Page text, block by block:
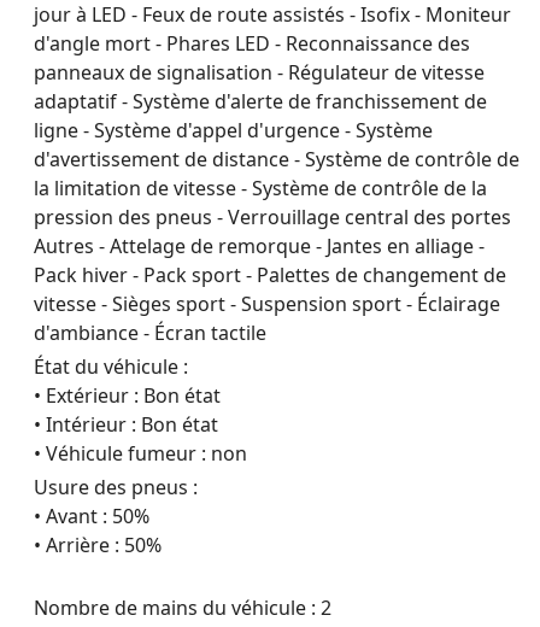
jour à LED - Feux de route assistés - Isofix - Moniteur
d'angle mort - Phares LED - Reconnaissance des
panneaux de signalisation - Régulateur de vitesse
adaptatif - Système d'alerte de franchissement de
ligne - Système d'appel d'urgence - Système
d'avertissement de distance - Système de contrôle de
la limitation de vitesse - Système de contrôle de la
pression des pneus - Verrouillage central des portes
Autres - Attelage de remorque - Jantes en alliage -
Pack hiver - Pack sport - Palettes de changement de
vitesse - Sièges sport - Suspension sport - Éclairage
d'ambiance - Écran tactile
État du véhicule :
• Extérieur : Bon état
• Intérieur : Bon état
• Véhicule fumeur : non
Usure des pneus :
• Avant : 50%
• Arrière : 50%
Nombre de mains du véhicule : 2